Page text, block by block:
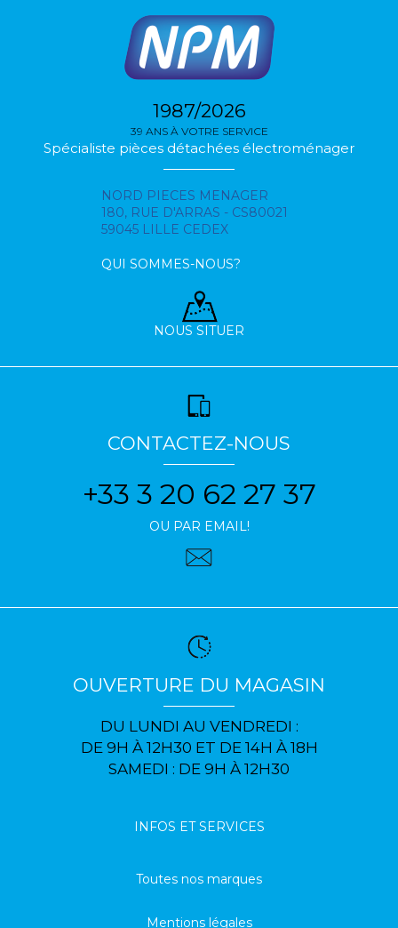
1987/2026
39 ANS À VOTRE SERVICE
Spécialiste pièces détachées électroménager
NORD PIECES MENAGER
180, RUE D'ARRAS - CS80021
59045 LILLE CEDEX
QUI SOMMES-NOUS?
NOUS SITUER
CONTACTEZ-NOUS
+33 3 20 62 27 37
OU PAR EMAIL!
OUVERTURE DU MAGASIN
DU LUNDI AU VENDREDI :
DE 9H À 12H30 ET DE 14H À 18H
SAMEDI : DE 9H À 12H30
INFOS ET SERVICES
Toutes nos marques
Mentions légales